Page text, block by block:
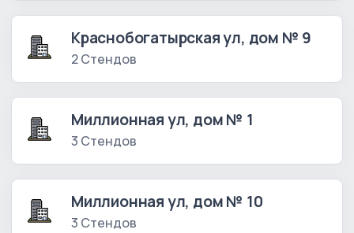
Краснобогатырская ул, дом № 9
2 Стендов
Миллионная ул, дом № 1
3 Стендов
Миллионная ул, дом № 10
3 Стендов